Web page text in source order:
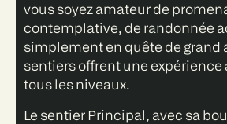
vous soyez amateur de
contemplative, de randonnée
simplement en quête de grand
sentiers offrent une expérience
tous les niveaux.
Le sentier Principal, avec sa